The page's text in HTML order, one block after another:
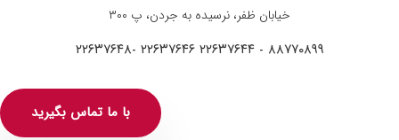
خیابان ظفر، نرسیده به جردن، پ ۳۰۰
۸۸۷۷۰۸۹۹ - ۲۲۶۳۷۶۴۴ ۲۲۶۳۷۶۴۶ -۲۲۶۳۷۶۴۸
با ما تماس بگیرید